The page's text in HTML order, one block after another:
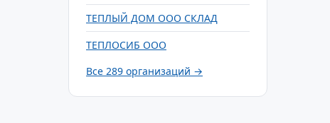
ТЕПЛЫЙ ДОМ ООО СКЛАД
ТЕПЛОСИБ ООО
Все 289 организаций →